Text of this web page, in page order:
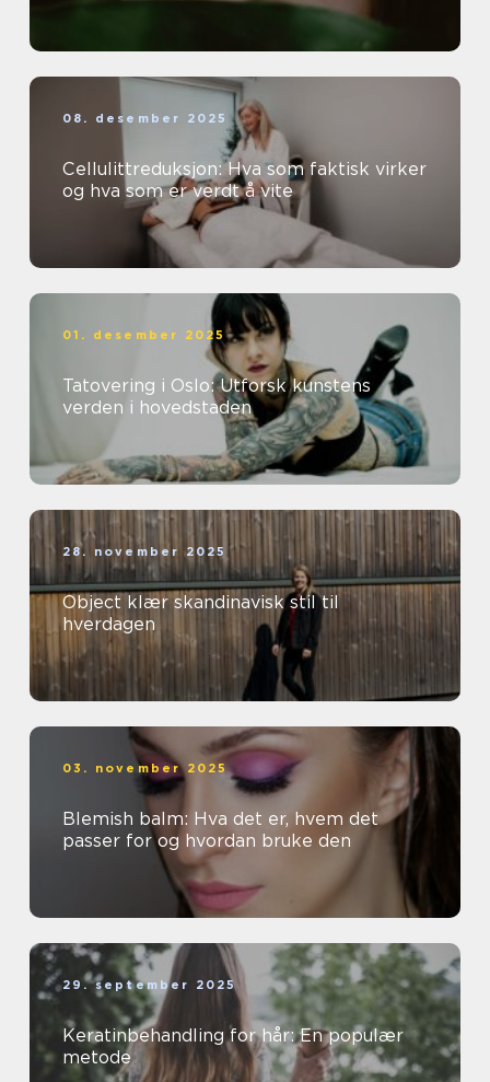
08. desember 2025
Cellulittreduksjon: Hva som faktisk virker
og hva som er verdt å vite
01. desember 2025
Tatovering i Oslo: Utforsk kunstens
verden i hovedstaden
28. november 2025
Object klær skandinavisk stil til
hverdagen
03. november 2025
Blemish balm: Hva det er, hvem det
passer for og hvordan bruke den
29. september 2025
Keratinbehandling for hår: En populær
metode